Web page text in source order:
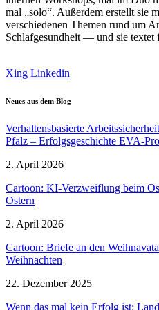
mal „solo“. Außerdem erstellt sie
verschie­denen Themen rund um
Schlaf­ge­sundheit — und sie textet
Xing Linkedin
Neues aus dem Blog
Verhal­tens­ba­sierte
Pfalz – Erfolgs­ge­schichte EVA-
2. April 2026
Cartoon: KI-Verzweiflung beim
Ostern
2. April 2026
Cartoon: Briefe an den
Weihnachten
22. Dezember 2025
Wenn das mal kein Erfolg ist: